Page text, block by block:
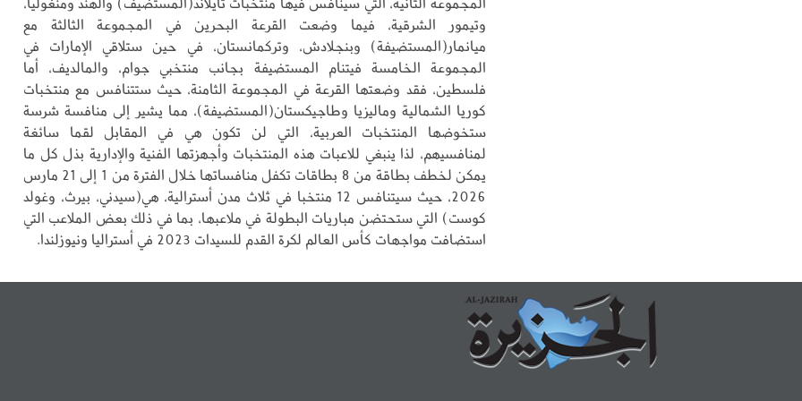
وتيمور الشرقية، فيما وضعت القرعة البحرين في المجموعة الثالثة مع
ميانمار(المستضيفة) وبنجلادش، وتركمانستان، في حين ستلاقي الإمارات في
المجموعة الخامسة فيتنام المستضيفة بجانب منتخبي جوام، والمالديف، أما
فلسطين، فقد وضعتها القرعة في المجموعة الثامنة، حيث ستتنافس مع منتخبات
كوريا الشمالية وماليزيا وطاجيكستان(المستضيفة)، مما يشير إلى منافسة شرسة
ستخوضها المنتخبات العربية، التي لن تكون هي في المقابل لقما سائغة
لمنافسيهم، لذا ينبغي للاعبات هذه المنتخبات وأجهزتها الفنية والإدارية بذل كل ما
يمكن لخطف بطاقة من 8 بطاقات تكفل منافساتها خلال الفترة من 1 إلى 21 مارس
2026، حيث سيتنافس 12 منتخبا في ثلاث مدن أسترالية، هي(سيدني، بيرث، وغولد
كوست) التي ستحتضن مباريات البطولة في ملاعبها، بما في ذلك بعض الملاعب التي
استضافت مواجهات كأس العالم لكرة القدم للسيدات 2023 في أستراليا ونيوزلندا.